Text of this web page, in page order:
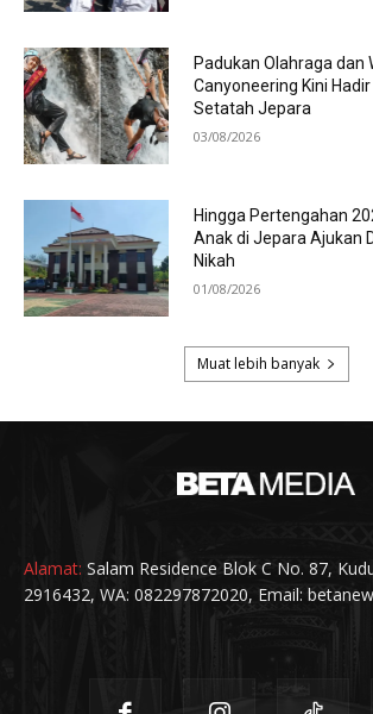
Alamat: Salam Residence Blok C No. 87,
2916432, WA: 082297872020, Email: